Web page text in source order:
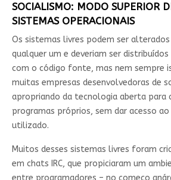
SOCIALISMO: MODO SUPERIOR
SISTEMAS OPERACIONAIS
Os sistemas livres podem ser
qualquer um e deveriam ser
com o código fonte, mas nem sempre
muitas empresas desenvolvedoras de
apropriando da tecnologia aberta para
programas próprios, sem dar acesso
utilizado.
Muitos desses sistemas livres foram
em chats IRC, que propiciaram um
entre programadores – no começo